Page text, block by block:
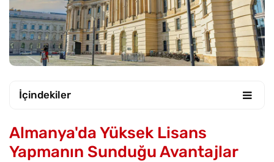
İçindekiler
Almanya'da Yüksek Lisans
Yapmanın Sunduğu Avantajlar